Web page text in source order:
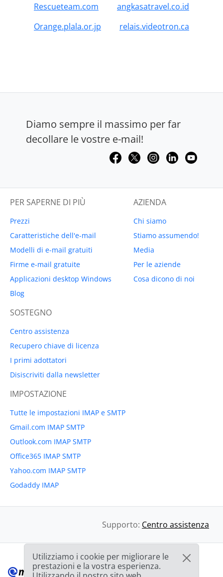
Rescueteam.com
angkasatravel.co.id
Orange.plala.or.jp
relais.videotron.ca
Diamo sempre il massimo per far
decollare le vostre e-mail!
PER SAPERNE DI PIÙ
Prezzi
Caratteristiche dell'e-mail
Modelli di e-mail gratuiti
Firme e-mail gratuite
Applicazioni desktop Windows
Blog
AZIENDA
Chi siamo
Stiamo assumendo!
Media
Per le aziende
Cosa dicono di noi
SOSTEGNO
Centro assistenza
Recupero chiave di licenza
I primi adottatori
Disiscriviti dalla newsletter
IMPOSTAZIONE
Tutte le impostazioni IMAP e SMTP
Gmail.com IMAP SMTP
Outlook.com IMAP SMTP
Office365 IMAP SMTP
Yahoo.com IMAP SMTP
Godaddy IMAP
Supporto: Centro assistenza
Utilizziamo i cookie per migliorare le
prestazioni e la vostra esperienza.